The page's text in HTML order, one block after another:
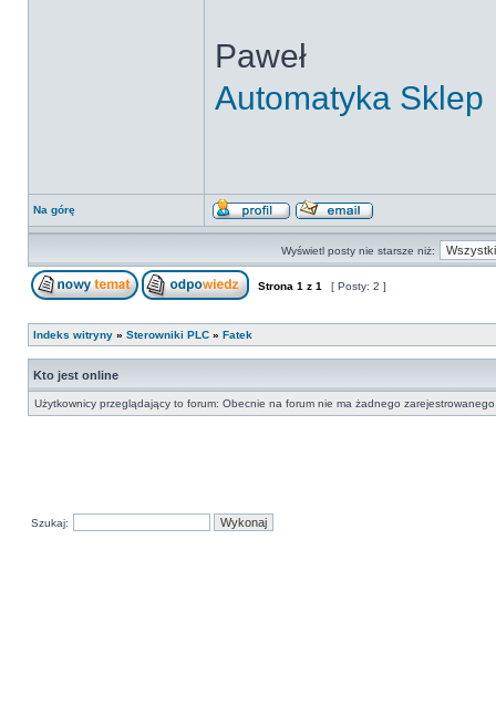
Paweł
Automatyka Sklep
Na górę
Wyświetl posty nie starsze niż:
Strona 1 z 1 [ Posty: 2 ]
Indeks witryny » Sterowniki PLC » Fatek
Kto jest online
Użytkownicy przeglądający to forum: Obecnie na forum nie ma żadnego
Szukaj: